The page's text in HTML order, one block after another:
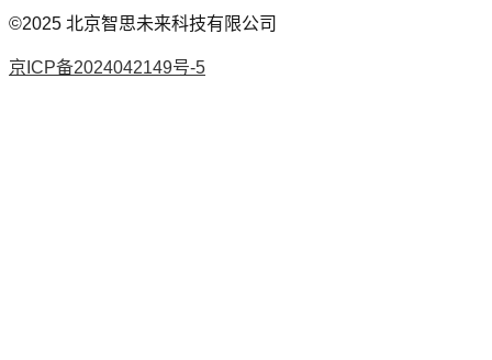
©2025 北京智思未来科技有限公司
京ICP备2024042149号-5